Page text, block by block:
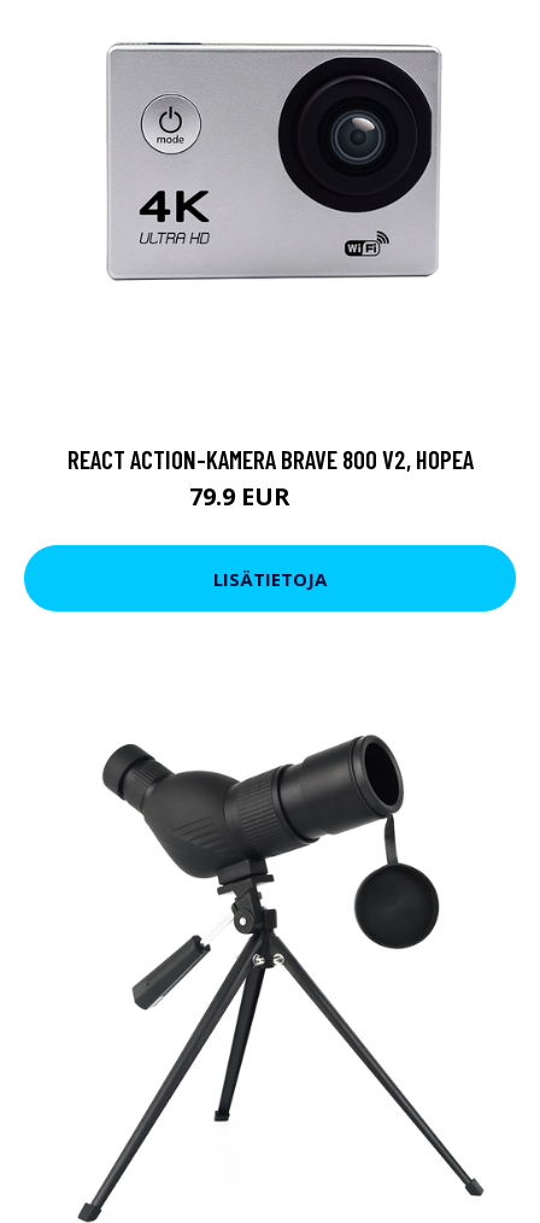
REACT ACTION-KAMERA BRAVE 800 V2, HOPEA
79.9 EUR
LISÄTIETOJA